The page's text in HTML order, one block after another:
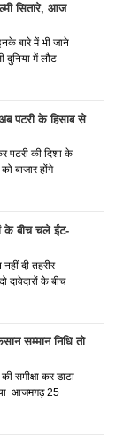
सितारे, आज
बारे में भी जाने
दुनिया में लौट
पटरी के हिसाब से
पटरी की दिशा के
बाजार होंगे
के बीच चले ईंट-
नहीं दी तहरीर
दावेदारों के बीच
सम्मान निधि तो
समीक्षा कर डाटा
आजमगढ़ 25